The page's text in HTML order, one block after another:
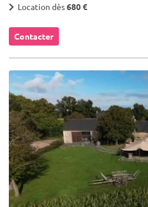
Location dès680 €
Contacter